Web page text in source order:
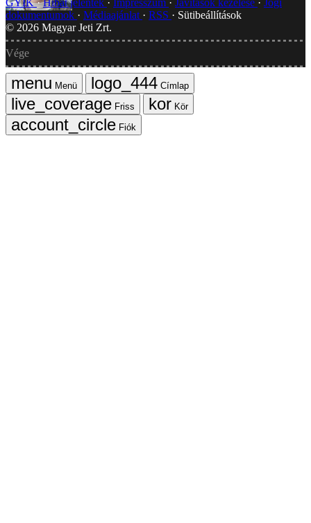
GYIK Hibát jelentek Impresszum Javítások kezelése
Jogi
dokumentumok
Médiaajánlat RSS
Sütibeállítások
© 2026 Magyar Jeti Zrt.
Vége
Menü
Címlap
Friss
Kör
Fiók